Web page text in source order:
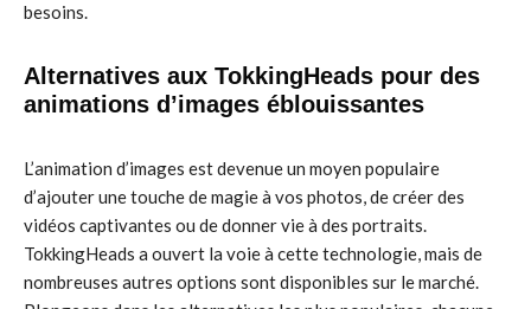
besoins.
Alternatives aux TokkingHeads pour des
animations d’images éblouissantes
L’animation d’images est devenue un moyen populaire
d’ajouter une touche de magie à vos photos, de créer des
vidéos captivantes ou de donner vie à des portraits.
TokkingHeads a ouvert la voie à cette technologie, mais de
nombreuses autres options sont disponibles sur le marché.